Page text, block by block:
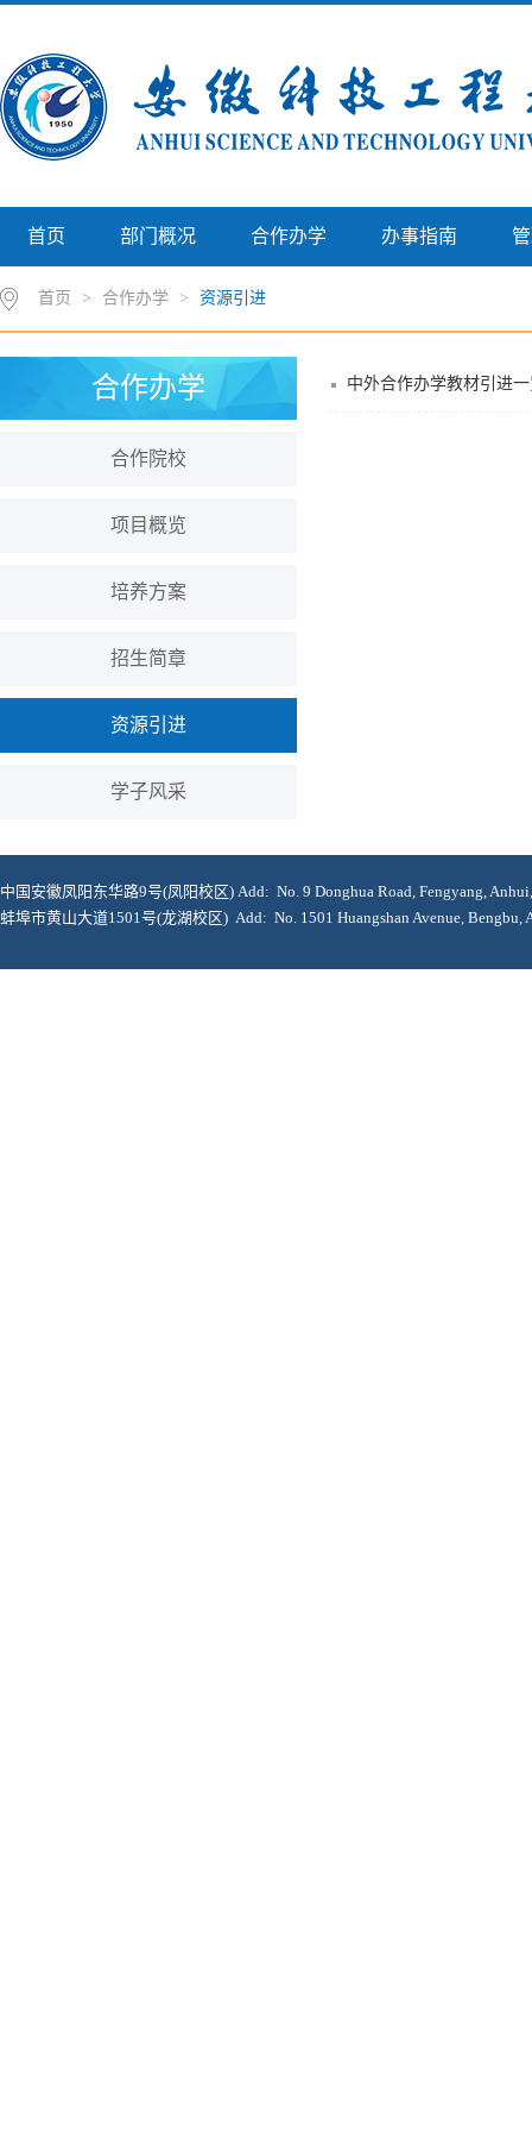
首页 部门概况 合作办学 办事指南
首页 > 合作办学 > 资源引进
合作办学
合作院校
项目概览
培养方案
招生简章
资源引进
学子风采
中外合作办学教材引进
中国安徽凤阳东华路9号(凤阳校区) Add: No. 9 Donghua Road, Fengyang,
蚌埠市黄山大道1501号(龙湖校区) Add: No. 1501 Huangshan Avenue, Bengbu,